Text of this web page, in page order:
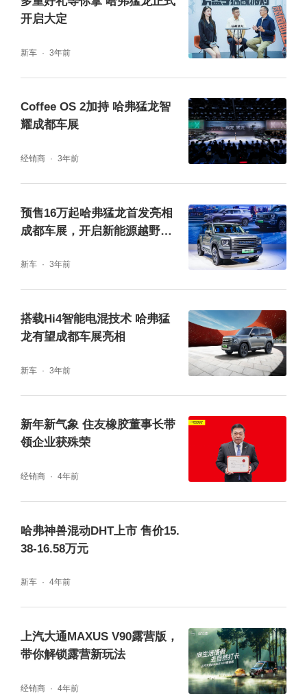
水后整车正反向底部碰撞的连续挑战，更经历
了挤压、翻滚、锤击等11项安全测试，用更严
哈弗猛龙采用了行业领先的咖啡智能座舱系统
Coffee OS，配备14.6英寸全彩液晶中控屏，
集成丰富娱乐及行车功能设置，支持人机互
动；同级领先的语音交互系统，250ms极速唤
醒可见即可说，实现对话零焦虑的智能用车体
验。
个毫米波雷达，共11个智能传感器组合成视觉
开启大定
新车 3年前
Coffee OS 2加持 哈弗猛龙智
耀成都车展
经销商 3年前
预售16万起哈弗猛龙首发亮相
成都车展，开启新能源越野全
新车 3年前
搭载Hi4智能电混技术 哈弗猛
龙有望成都车展亮相
新车 3年前
新年新气象 住友橡胶董事长带
领企业获殊荣
经销商 4年前
哈弗神兽混动DHT上市 售价15.
38-16.58万元
新车 4年前
上汽大通MAXUS V90露营版，
带你解锁露营新玩法
经销商 4年前